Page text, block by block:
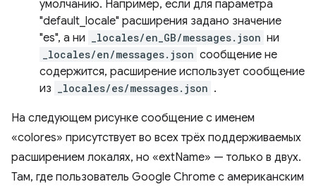
умолчанию. Например, если для параметра
"default_locale" расширения задано значение
"es", а ни
_locales/en_GB/messages.json ни
_locales/en/messages.json сообщение не
содержится, расширение использует сообщение
из
_locales/es/messages.json .
На следующем рисунке сообщение с именем
«colores» присутствует во всех трёх поддерживаемых
расширением локалях, но «extName» — только в двух.
Там, где пользователь Google Chrome с американским